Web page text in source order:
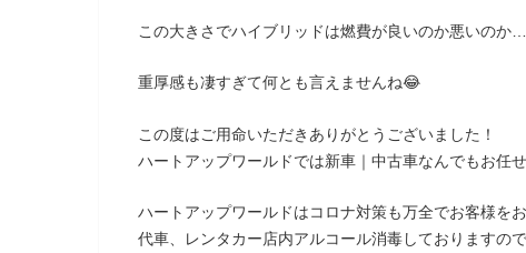
この大きさでハイブリッドは燃費が良いのか悪いの
重厚感も凄すぎて何とも言えませんね😂
この度はご用命いただきありがとうございました！
ハートアップワールドでは新車｜中古車なんでもお任
ハートアップワールドはコロナ対策も万全でお客様を
代車、レンタカー店内アルコール消毒しておりますの